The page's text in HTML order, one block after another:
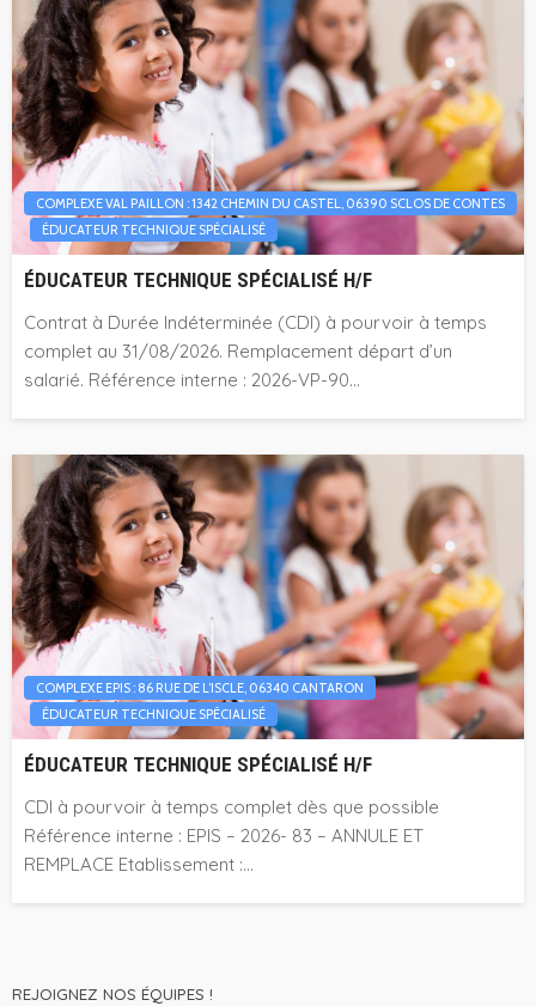
COMPLEXE VAL PAILLON : 1342 CHEMIN DU CASTEL, 06390 SCLOS DE CONTES
ÉDUCATEUR TECHNIQUE SPÉCIALISÉ
ÉDUCATEUR TECHNIQUE SPÉCIALISÉ H/F
Contrat à Durée Indéterminée (CDI) à pourvoir à temps
complet au 31/08/2026. Remplacement départ d’un
salarié. Référence interne : 2026-VP-90...
COMPLEXE EPIS : 86 RUE DE L’ISCLE, 06340 CANTARON
ÉDUCATEUR TECHNIQUE SPÉCIALISÉ
ÉDUCATEUR TECHNIQUE SPÉCIALISÉ H/F
CDI à pourvoir à temps complet dès que possible
Référence interne : EPIS – 2026- 83 – ANNULE ET
REMPLACE Etablissement :...
REJOIGNEZ NOS ÉQUIPES !